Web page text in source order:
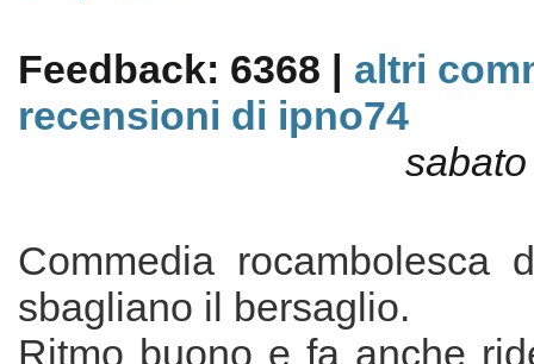
Feedback: 6368 | altri
recensioni di ipno74
Commedia rocambolesca
sbagliano il bersaglio.
Ritmo buono e fa anche